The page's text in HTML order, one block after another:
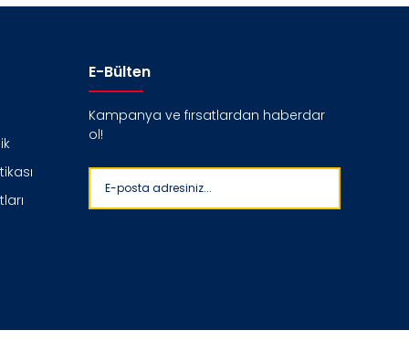
E-Bülten
Kampanya ve fırsatlardan haberdar
ol!